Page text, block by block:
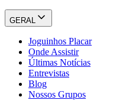
GERAL
Joguinhos Placar
Onde Assistir
Últimas Notícias
Entrevistas
Blog
Nossos Grupos